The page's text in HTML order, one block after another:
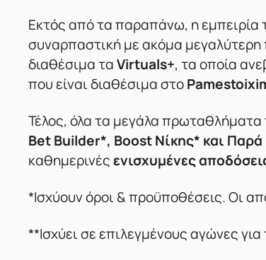
Εκτός από τα παραπάνω, η εμπειρία
συναρπαστική με ακόμα μεγαλύτερη
διαθέσιμα ταVirtuals+, τα οποία
που είναι διαθέσιμα στο
Τέλος, όλα τα μεγάλα
Bet Builder*, Boost Νίκης* και Παρά
καθημερινέςενισχυμένες
*Ισχύουν όροι & προϋποθέσεις. Οι
**Ισχύει σε επιλεγμένους αγώνες